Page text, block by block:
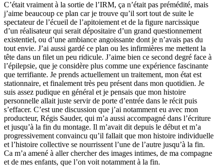
C’était vraiment à la sortie de l’IRM, ça n’était pas prémédité, mais
j’aime beaucoup ce plan car je trouve qu’il sort tout de suite le
spectateur de l’écueil de l’apitoiement et de la figure narcissique
d’un réalisateur qui serait dépositaire d’un grand questionnement
existentiel, ou d’une ambiance angoissante dont je n’avais pas du
tout envie. J’ai aussi gardé ce plan ou les infirmières me mettent la
tête dans un filet un peu ridicule. J’aime bien ce second degré face à
l’épilepsie, que je considère plus comme une expérience fascinante
que terrifiante. Je prends actuellement un traitement, mon état est
stationnaire, et finalement très peu présent dans mon quotidien. Je
suis assez pudique en général et je pensais que mon histoire
personnelle allait juste servir de porte d’entrée dans le récit puis
s’effacer. C’est une discussion que j’ai notamment eu avec mon
producteur, Régis Sauder, qui m’a aussi accompagné dans l’écriture
et jusqu’à la fin du montage. Il m’avait dit depuis le début et m’a
progressivement convaincu qu’il fallait que mon histoire individuelle
et l’histoire collective se nourrissent l’une de l’autre jusqu’à la fin.
Ca m’a amené à aller chercher des images intimes, de ma compagne
et de mes enfants, que l’on voit notamment à la fin.